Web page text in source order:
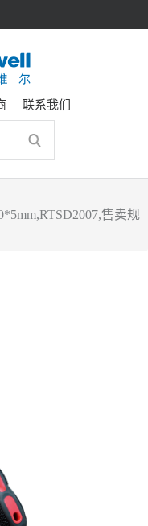
联系我们
售卖规